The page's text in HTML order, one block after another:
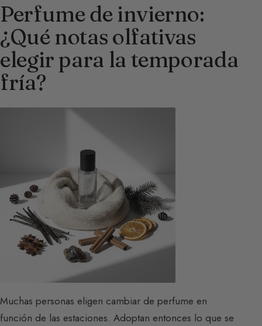
Perfume de invierno:
¿Qué notas olfativas
elegir para la temporada
fría?
Muchas personas eligen cambiar de perfume en
función de las estaciones. Adoptan entonces lo que se